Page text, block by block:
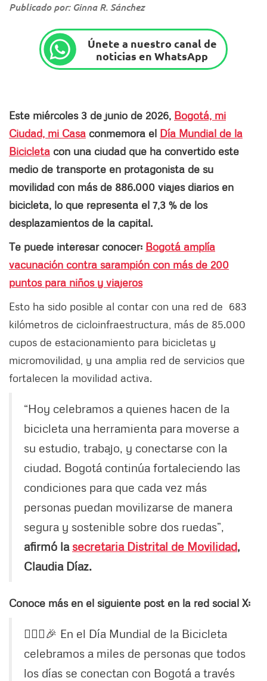
Publicado por: Ginna R. Sánchez
Únete a nuestro canal de
noticias en WhatsApp
Este miércoles 3 de junio de 2026, Bogotá, mi
Ciudad, mi Casa conmemora el Día Mundial de la
Bicicleta con una ciudad que ha convertido este
medio de transporte en protagonista de su
movilidad con más de 886.000 viajes diarios en
bicicleta, lo que representa el 7,3 % de los
desplazamientos de la capital.
Te puede interesar conocer: Bogotá amplía
vacunación contra sarampión con más de 200
puntos para niños y viajeros
Esto ha sido posible al contar con una red de 683
kilómetros de cicloinfraestructura, más de 85.000
cupos de estacionamiento para bicicletas y
micromovilidad, y una amplia red de servicios que
fortalecen la movilidad activa.
“Hoy celebramos a quienes hacen de la
bicicleta una herramienta para moverse a
su estudio, trabajo, y conectarse con la
ciudad. Bogotá continúa fortaleciendo las
condiciones para que cada vez más
personas puedan movilizarse de manera
segura y sostenible sobre dos ruedas”,
afirmó la secretaria Distrital de Movilidad,
Claudia Díaz.
Conoce más en el siguiente post en la red social X:
🚴🏻‍♀️🎉 En el Día Mundial de la Bicicleta
celebramos a miles de personas que todos
los días se conectan con Bogotá a través